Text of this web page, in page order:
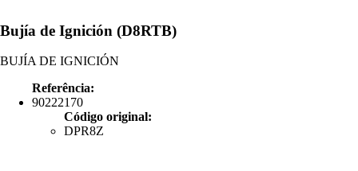
Bujía de Ignición (D8RTB)
BUJÍA DE IGNICIÓN
Referência:
90222170
Código original:
DPR8Z